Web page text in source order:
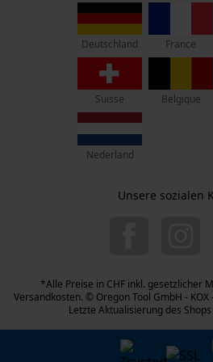
Lise-Meitner-Str. 4
D-70736 Fellbach
Retouren-Adresse:
Beim Erlenwäldchen 14/2
71522 Backnang
Mo.-Fr.: 07:00 - 18:00 Uhr
Deutschland France
Suisse Belgique
Nederland
Unsere sozialen
*Alle Preise in CHF inkl. gesetzlicher
Versandkosten. © Oregon Tool GmbH -
Letzte Aktualisierung des